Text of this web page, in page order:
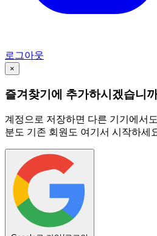
로그아웃
×
즐겨찾기에 추가하시겠습니
계정으로 저장하면 다른 기기에서
분도 기존 회원도 여기서 시작하세